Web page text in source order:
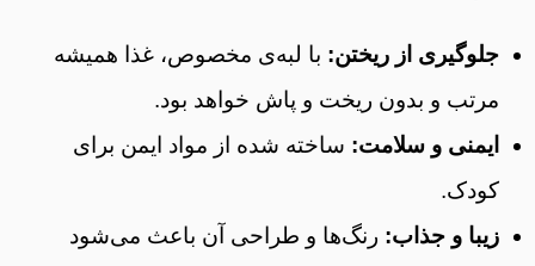
جلوگیری از ریختن: با لبه‌ی مخصوص، غذا همیشه
مرتب و بدون ریخت و پاش خواهد بود.
ایمنی و سلامت: ساخته شده از مواد ایمن برای
کودک.
زیبا و جذاب: رنگ‌ها و طراحی آن باعث می‌شود